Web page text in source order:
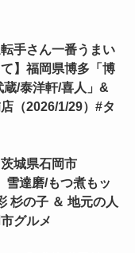
転手さん一番うまい
】福岡県博多「博
蔵/泰洋軒/喜人」&
（2026/1/29）#タ
茨城県石岡市
雪達磨/もつ煮もッ
杉の子 ＆ 地元の人
グルメ